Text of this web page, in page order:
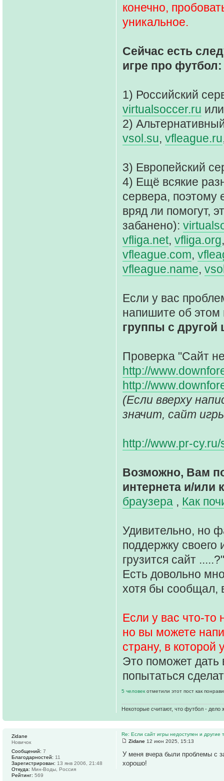
конечно,
уникальное.
Сейчас есть
игре про футбол:
1) Российский
virtualsoccer.ru
2)
vsol.su, vfleague.ru
3) Европейский
4) Ещё всякие
сервера, поэтому
вряд ли помогут,
забанено):
vfliga.net, vfliga.org
vfleague.com,
vfleague.name,
Если у вас
напишите об этом
группы с другой
Проверка "Сайт
http://
http://
(Если вверху
значит, сайт
http://www.pr-
Возможно, Вам
интернета и/или
браузера , Как
Удивительно, но
поддержку
грузится сайт .....?"
Есть довольно
хотя бы сообщал,
Если у вас что-то
но вы можете
страну, в
Это поможет дать
попытаться
5 человек отметили этот пост как
Некоторые считают, что футбол -
Re: Если сайт игры недоступен и другие
Zidane 12 июн 2025, 15:13
У меня вчера были проблемы с
хорошо!
Zidane
Новичок
Сообщений: 7
Благодарностей: 11
Зарегистрирован: 13 янв 2006, 21:48
Откуда: Мин-Воды, Россия
Рейтинг: 569